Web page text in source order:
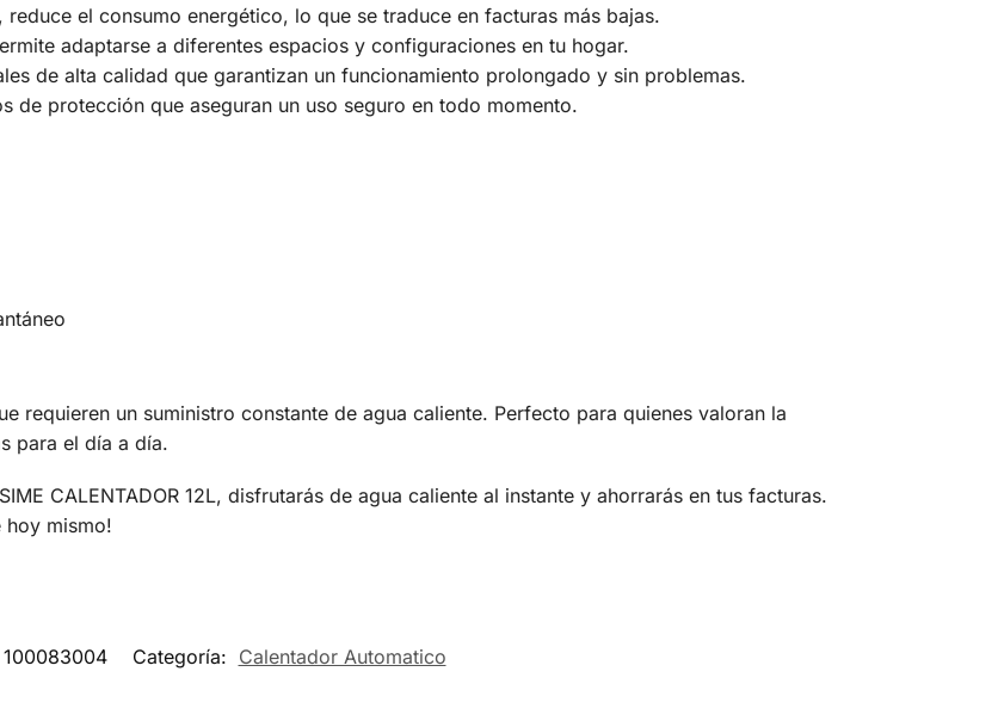
reduce el consumo energético, lo que se traduce en facturas más bajas.
adaptarse a diferentes espacios y configuraciones en tu hogar.
de alta calidad que garantizan un funcionamiento prolongado y sin problemas.
de protección que aseguran un uso seguro en todo momento.
requieren un suministro constante de agua caliente. Perfecto para quienes valoran la
para el día a día.
CALENTADOR 12L, disfrutarás de agua caliente al instante y ahorrarás en tus facturas.
hoy mismo!
100083004 Categoría: Calentador Automatico